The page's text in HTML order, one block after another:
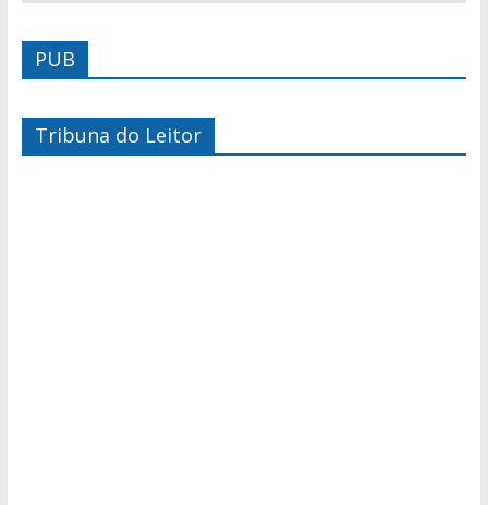
PUB
Tribuna do Leitor